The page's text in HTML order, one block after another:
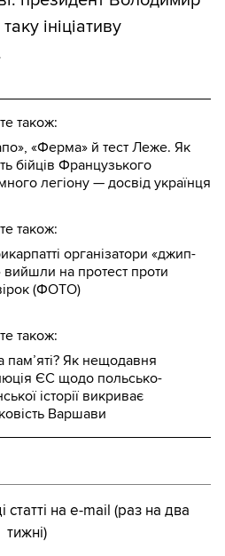
ініціативу
також:
«Ферма» й тест Леже. Як
бійців Французького
легіону — досвід українця
також:
організатори «джип-
вийшли на протест проти
(ФОТО)
також:
пам’яті? Як нещодавня
ЄС щодо польсько-
історії викриває
Варшави
на e-mail (раз на два
тижні)